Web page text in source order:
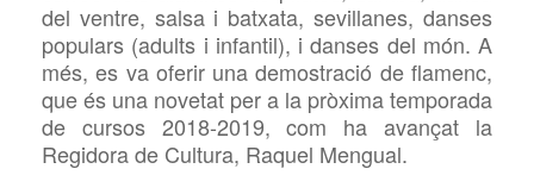
del ventre, salsa i batxata, sevillanes, danses
populars (adults i infantil), i danses del món. A
més, es va oferir una demostració de flamenc,
que és una novetat per a la pròxima temporada
de cursos 2018-2019, com ha avançat la
Regidora de Cultura, Raquel Mengual.